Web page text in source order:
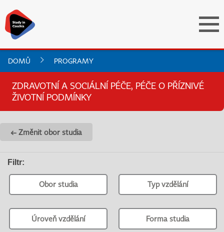
DOMŮ PROGRAMY
ZDRAVOTNÍ A SOCIÁLNÍ PÉČE, PÉČE O PŘÍZNIVÉ
ŽIVOTNÍ PODMÍNKY
← Změnit obor studia
Filtr:
Obor studia Typ vzdělání
Úroveň vzdělání Forma studia